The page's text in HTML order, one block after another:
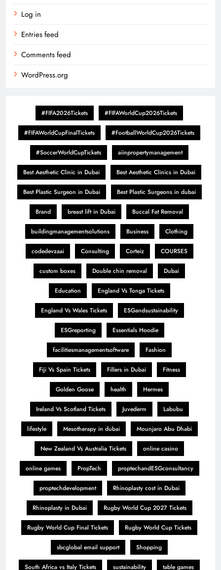
Log in
Entries feed
Comments feed
WordPress.org
#FIFA2026Tickets #FIFAWorldCup2026Tickets
#FIFAWorldCupFinalTickets #FootballWorldCup2026Tickets
#SoccerWorldCupTickets aiinpropertymanagement
Best Aesthetic Clinic in Dubai Best Aesthetic Clinics in Dubai
Best Plastic Surgeon in Dubai Best Plastic Surgeons in dubai
Brand breast lift in Dubai Buccal Fat Removal
buildingmanagementsolutions Business Clothing
codedevzaai Consulting Corteiz COURSES
custom boxes Double chin removal Dubai
Education England Vs Tonga Tickets
England Vs Wales Tickets ESGandsustainability
ESGreporting Essentials Hoodie
facilitiesmanagementsoftware Fashion
Fiji Vs Spain Tickets Fillers in Dubai Fitness
Golden Goose health Hermes
Ireland Vs Scotland Tickets Juvederm Labubu
lifestyle Mesotherapy in dubai Mounjaro Abu Dhabi
New Zealand Vs Australia Tickets online casino
online games PropTech proptechandESGconsultancy
proptechdevelopment Rhinoplasty cost in Dubai
Rhinoplasty in Dubai Rugby World Cup 2027 Tickets
Rugby World Cup Final Tickets Rugby World Cup Tickets
sbcglobal email support Shopping
South Africa vs Italy Tickets sustainability table games